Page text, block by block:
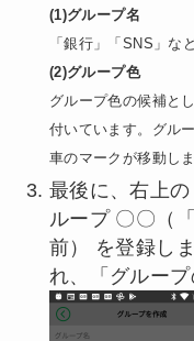
(1)グループ名
「銀行」「SNS」な
(2)グループ色
グループ色の候補と
付いています。グル
車のマークが移動しま
最後に、右上
ループ 〇〇（
前） を登録し
れ、「グループ